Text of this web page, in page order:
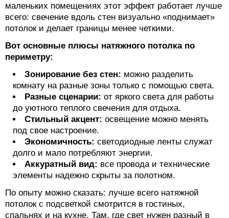
маленьких помещениях этот эффект работает лучше
всего: свечение вдоль стен визуально «поднимает»
потолок и делает границы менее четкими.
Вот основные плюсы натяжного потолка по
периметру:
Зонирование без стен: можно разделить
комнату на разные зоны только с помощью света.
Разные сценарии: от яркого света для работы
до уютного теплого свечения для отдыха.
Стильный акцент: освещение можно менять
под свое настроение.
Экономичность: светодиодные ленты служат
долго и мало потребляют энергии.
Аккуратный вид: все провода и технические
элементы надежно скрыты за полотном.
По опыту можно сказать: лучше всего натяжной
потолок с подсветкой смотрится в гостиных,
спальнях и на кухне. Там, где свет нужен разный в